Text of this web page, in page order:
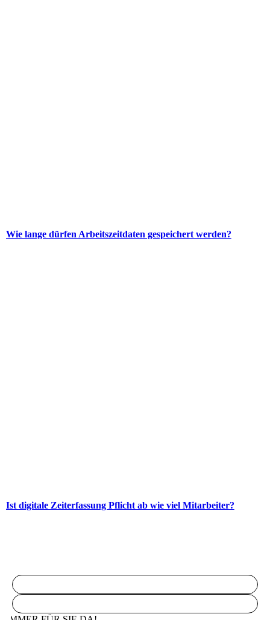
Wie lange dürfen Arbeitszeitdaten gespeichert werden?
Ist digitale Zeiterfassung Pflicht ab wie viel Mitarbeiter?